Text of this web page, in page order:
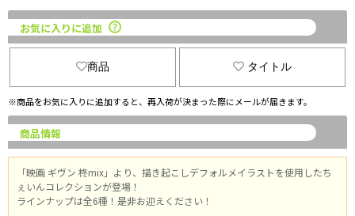
お気に入りに追加
商品 タイトル
※商品をお気に入りに追加すると、再入荷が決まった際にメールが届きます。
商品情報
「映画 ギヴン 柊mix」より、描き起こしデフォルメイラストを使用したち
ぇいんコレクションが登場！
ラインナップは全6種！是非お迎えください！